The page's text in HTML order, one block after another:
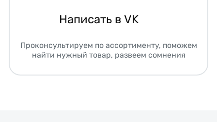
Написать в VK
Проконсультируем по ассортименту, поможем
найти нужный товар, развеем сомнения